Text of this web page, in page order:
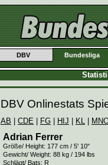
DBV Bundesliga
DBV Onlinestats
AB CDE FG HIJ KL
Adrian Ferrer
Größe/ Height: 177 cm / 5' 10"
Gewicht/ Weight: 88 kg / 194 lbs
Schlägt/ Bats: R